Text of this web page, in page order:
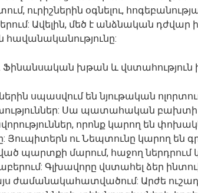
ուրիշներին օգնելու,
Ավելին, մեծ է անձնական
հավանականությունը:
Ֆինանսական խթան և վստահություն
սպասվում են նյութական
Սա պատահական բախտի
որոնք կարող են
Յուպիտերն ու Նեպտունը կարող են
պարտքի մարում, հաջող ներդրում
Գլխավորը վստահել ձեր
ժամանակահատվածում: Արժե